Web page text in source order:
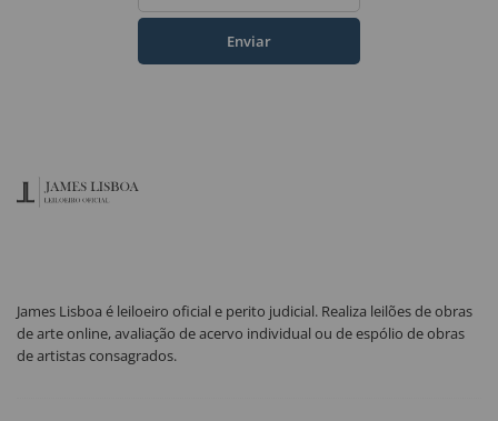
Enviar
James Lisboa é leiloeiro oficial e perito judicial. Realiza leilões de obras
de arte online, avaliação de acervo individual ou de espólio de obras
de artistas consagrados.